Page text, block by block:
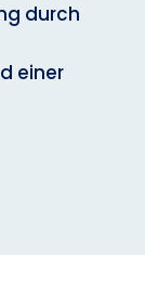
durch
einer